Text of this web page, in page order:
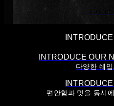
GO TO
INTRODUCE OUR
다양한 쉐
편안함과 멋을 동시